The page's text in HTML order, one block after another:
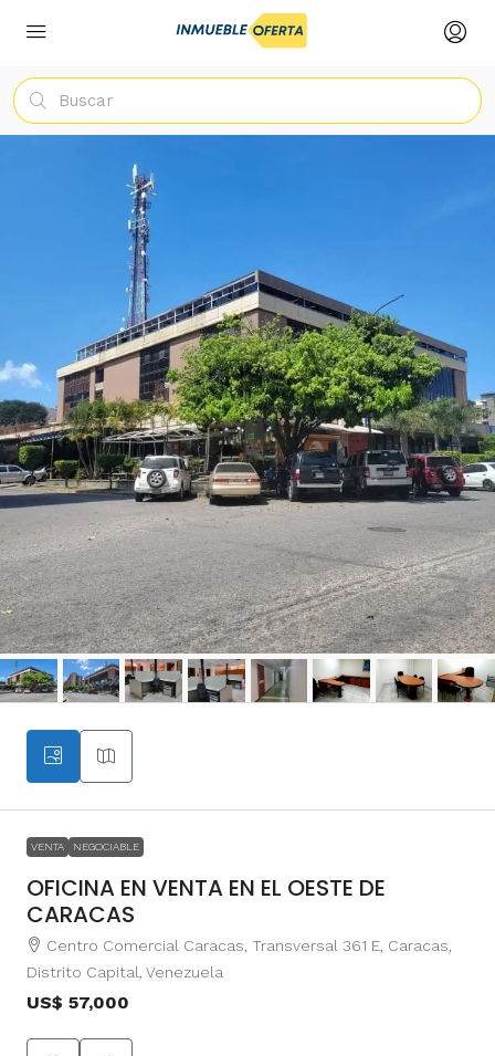
VENTA NEGOCIABLE
OFICINA EN VENTA EN EL OESTE DE
CARACAS
Centro Comercial Caracas, Transversal 361 E, Caracas,
Distrito Capital, Venezuela
US$ 57,000